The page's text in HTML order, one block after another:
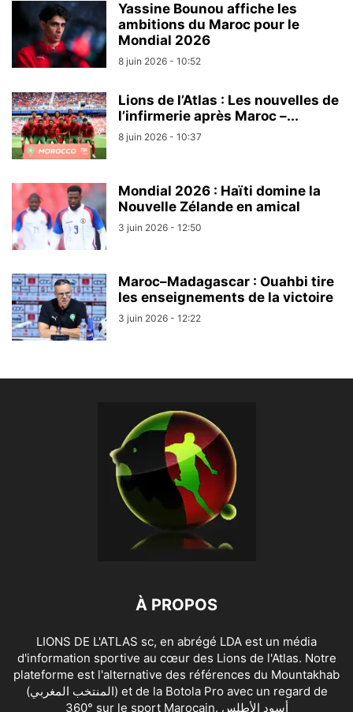
Yassine Bounou affiche les
ambitions du Maroc pour le
Mondial 2026
8 juin 2026 - 10:52
Lions de l’Atlas : Les nouvelles de
l’infirmerie après Maroc –...
8 juin 2026 - 10:37
Mondial 2026 : Haïti domine la
Nouvelle Zélande en amical
3 juin 2026 - 12:50
Maroc–Madagascar : Ouahbi tire
les enseignements de la victoire
3 juin 2026 - 12:22
À PROPOS
LIONS DE L'ATLAS sc, en abrégé LDA est un média
d'information sportive au cœur des Lions de l'Atlas. Notre
plateforme est l'alternative des références du Mountakhab
(المنتخب المغربي) et de la Botola Pro avec un regard de
360° sur le sport Marocain. أسود الأطلس